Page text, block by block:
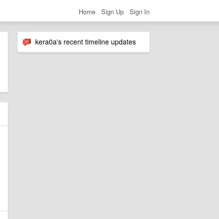
Home Sign Up Sign In
kera0a's recent timeline updates